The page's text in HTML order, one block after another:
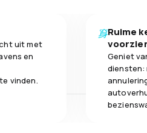
uit met
en
vinden.
Ruime
Geniet
diensten: